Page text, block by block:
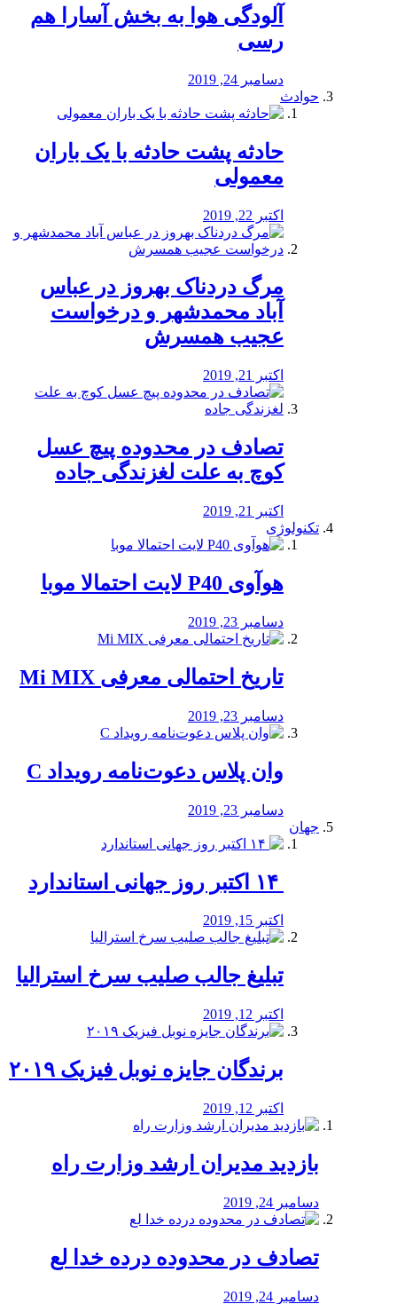
آلودگی هوا به بخش آسارا هم
رسی
دسامبر 24, 2019
حوادث
️حادثه پشت حادثه با یک باران
معمولی
اکتبر 22, 2019
مرگ دردناک بهروز در عباس
آباد محمدشهر و درخواست
عجیب همسرش
اکتبر 21, 2019
تصادف در محدوده پیچ عسل
کوچ به علت لغزندگی جاده
اکتبر 21, 2019
تکنولوژی
هوآوی P40 لایت احتمالا موبا
دسامبر 23, 2019
تاریخ احتمالی معرفی Mi MIX
دسامبر 23, 2019
وان پلاس دعوت‌نامه رویداد C
دسامبر 23, 2019
جهان
اکتبر 15, 2019
تبلیغ جالب صلیب سرخ استرالیا
اکتبر 12, 2019
برندگان جایزه نوبل فیزیک ۲۰۱۹
اکتبر 12, 2019
بازدید مدیران ارشد وزارت راه
دسامبر 24, 2019
تصادف در محدوده درده خدا لع
دسامبر 24, 2019